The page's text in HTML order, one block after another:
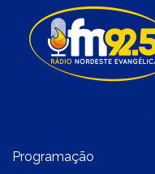
Programação